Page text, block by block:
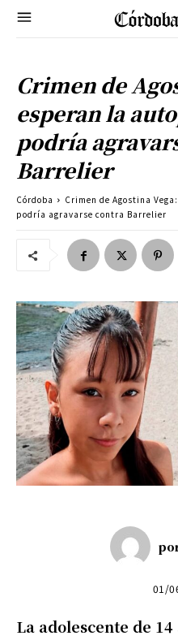
Crimen de
esperan la
podría
Barrelier
Córdoba
Crimen de Agostina
podría agravarse contra Barrelier
01/
La adolescente de